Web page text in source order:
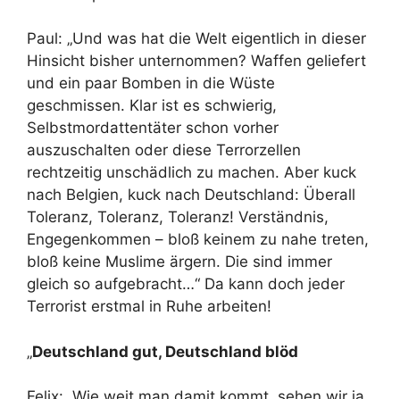
Paul: „Und was hat die Welt eigentlich in dieser
Hinsicht bisher unternommen? Waffen geliefert
und ein paar Bomben in die Wüste
geschmissen. Klar ist es schwierig,
Selbstmordattentäter schon vorher
auszuschalten oder diese Terrorzellen
rechtzeitig unschädlich zu machen. Aber kuck
nach Belgien, kuck nach Deutschland: Überall
Toleranz, Toleranz, Toleranz! Verständnis,
Engegenkommen – bloß keinem zu nahe treten,
bloß keine Muslime ärgern. Die sind immer
gleich so aufgebracht…“ Da kann doch jeder
Terrorist erstmal in Ruhe arbeiten!
„Deutschland gut, Deutschland blöd